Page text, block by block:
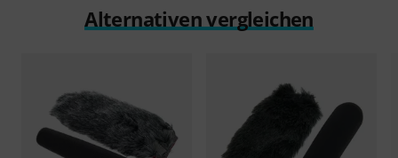
Alternativen vergleichen